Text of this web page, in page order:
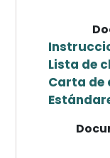
Lista de
Carta de